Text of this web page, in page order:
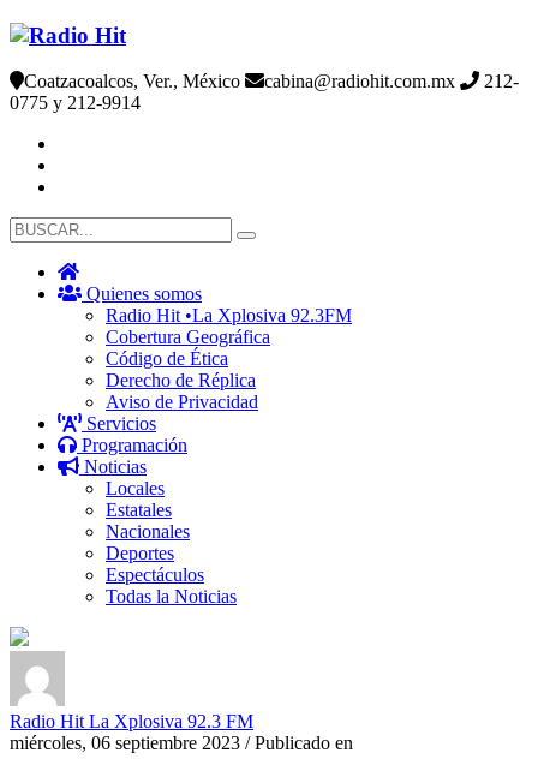
Coatzacoalcos, Ver., México cabina@radiohit.com.mx
212-
0775 y 212-9914
Quienes somos
Radio Hit •La Xplosiva 92.3FM
Cobertura Geográfica
Código de Ética
Derecho de Réplica
Aviso de Privacidad
Servicios
Programación
Noticias
Locales
Estatales
Nacionales
Deportes
Espectáculos
Todas la Noticias
Radio Hit La Xplosiva 92.3 FM
miércoles, 06 septiembre 2023 /Publicado en